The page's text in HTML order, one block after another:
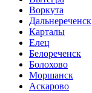
Воркута
Дальнереченск
Карталы
Елец
Белореченск
Болохово
Моршанск
Аскарово